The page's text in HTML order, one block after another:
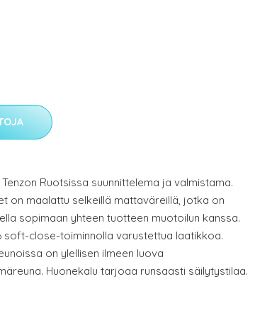
Ruotsissa suunnittelema ja valmistama.
on maalattu selkeillä mattaväreillä, jotka on
sopimaan yhteen tuotteen muotoilun kanssa.
soft-close-toiminnolla varustettua laatikkoa.
on ylellisen ilmeen luova
Huonekalu tarjoaa runsaasti säilytystilaa.